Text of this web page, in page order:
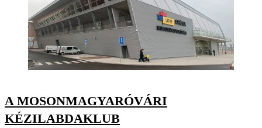
A MOSONMAGYARÓVÁRI
KÉZILABDAKLUB